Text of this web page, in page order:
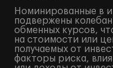
Номинированные в
подвержены
обменных курсов,
на стоимости или
получаемых от
факторы риска,